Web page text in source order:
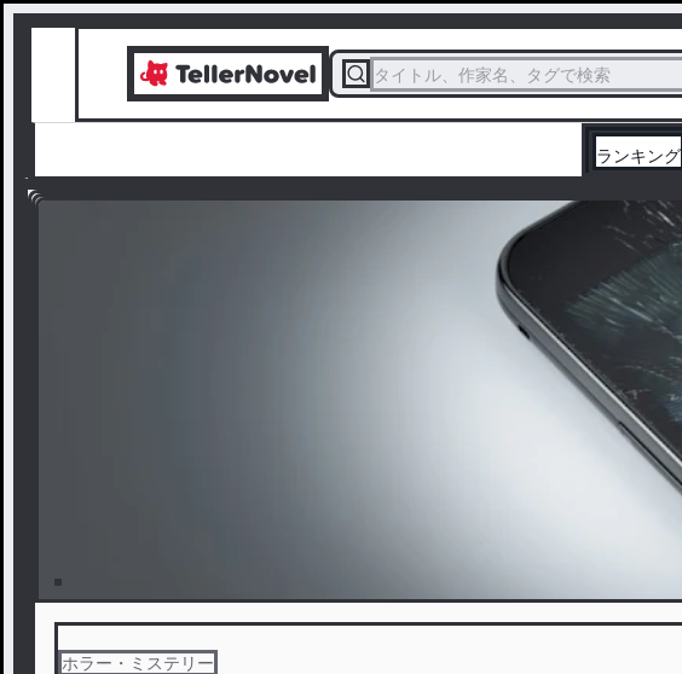
タイトル、作家名、タグで検索
ランキング
ホラー・ミステリー